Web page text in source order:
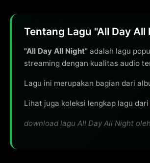
Tentang Lagu "All Day All
"All Day All Night" adalah lagu
streaming dengan kualitas audio
Lagu ini merupakan bagian dari
Lihat juga koleksi lengkap lagu dari
download lagu All Day All Night